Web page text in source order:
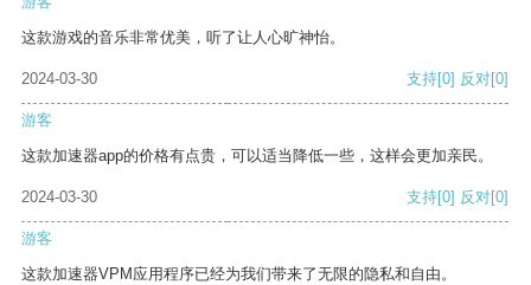
这款游戏的音乐非常优美，听了让人心旷神怡。
2024-03-30 支持[0] 反对[0]
游客
这款加速器app的价格有点贵，可以适当降低一些，这样会更加亲民。
2024-03-30 支持[0] 反对[0]
游客
这款加速器VPM应用程序已经为我们带来了无限的隐私和自由。